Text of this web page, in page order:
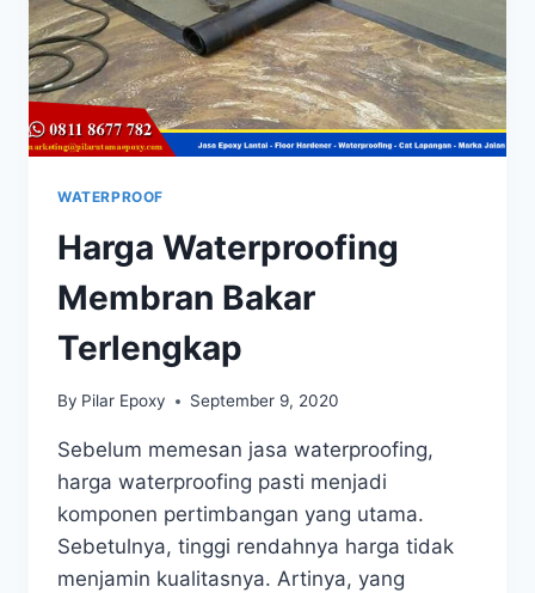
WATERPROOF
Harga Waterproofing
Membran Bakar
Terlengkap
By Pilar Epoxy September 9, 2020
Sebelum memesan jasa waterproofing,
harga waterproofing pasti menjadi
komponen pertimbangan yang utama.
Sebetulnya, tinggi rendahnya harga tidak
menjamin kualitasnya. Artinya, yang